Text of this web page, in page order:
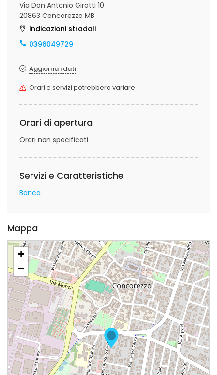
Via Don Antonio Girotti 10
20863 Concorezzo MB
Indicazioni stradali
0396049729
Aggiorna i dati
Orari e servizi potrebbero variare
Orari di apertura
Orari non specificati
Servizi e Caratteristiche
Banca
Mappa
+
−